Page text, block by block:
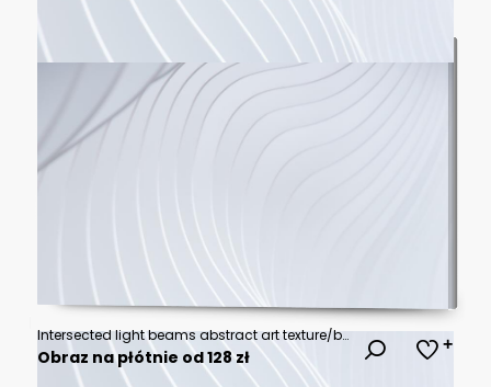
Intersected light beams abstract art texture/background
Obraz na płótnie od 128 zł